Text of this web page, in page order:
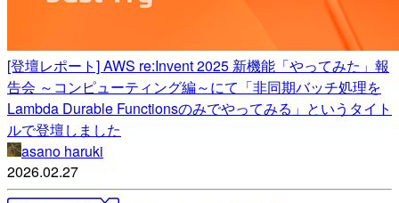
[登壇レポート] AWS re:Invent 2025 新機能「やってみた」報
告会 ～コンピューティング編～にて「非同期バッチ処理を
Lambda Durable Functionsのみでやってみる」というタイト
ルで登壇しました
asano haruki
2026.02.27